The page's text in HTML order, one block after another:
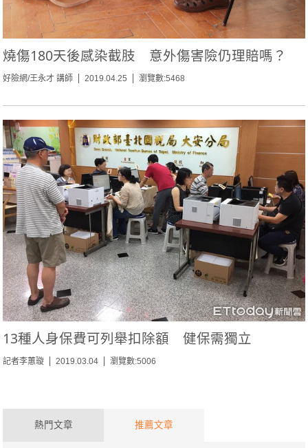
燒傷180天後感染截肢 意外傷害險仍理賠嗎？
好險網/王永才 講師 2019.04.25 瀏覽數:5468
13種人身保費可列舉扣除額 健保需獨立
記者李蕙璇 2019.03.04 瀏覽數:5006
熱門文章 推薦文章